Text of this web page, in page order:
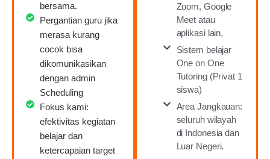
bersama.
Pergantian guru jika
merasa kurang
cocok bisa
dikomunikasikan
dengan admin
Scheduling
Fokus kami:
efektivitas kegiatan
belajar dan
ketercapaian target
Zoom, Google
Meet atau
aplikasi lain,
Sistem belajar
One on One
Tutoring (Privat 1
siswa)
Area Jangkauan:
seluruh wilayah
di Indonesia dan
Luar Negeri.